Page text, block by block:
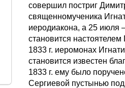
совершил постриг
священномученика
иеродиакона, а 25 июля
становится
1833 г. иеромонах
становится известен
1833 г. ему было
Сергиевой пустынью